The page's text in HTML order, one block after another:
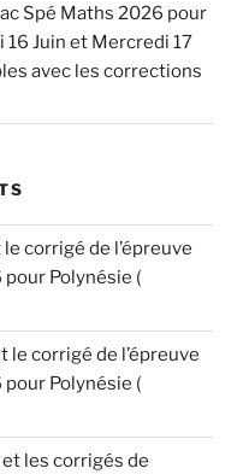
Spé Maths 2026 pour
16 Juin et Mercredi 17
avec les corrections
corrigé de l’épreuve
Polynésie (
le corrigé de l’épreuve
Polynésie (
les corrigés de